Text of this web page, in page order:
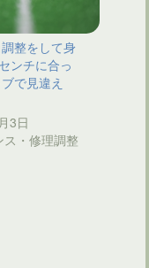
整をして身
ンチに合っ
で見違え
3日
ス・修理調整